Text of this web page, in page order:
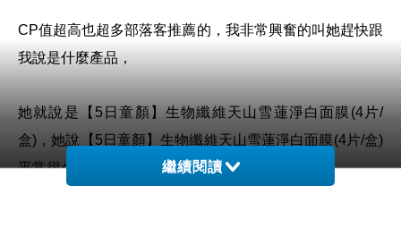
CP值超高也超多部落客推薦的，我非常興奮的叫她趕快跟
我說是什麼產品，
她就說是【5日童顏】生物纖維天山雪蓮淨白面膜(4片/
盒)，她說 【5日童顏】生物纖維天山雪蓮淨白面膜(4片/盒)
平常很少特價，
繼續閱讀